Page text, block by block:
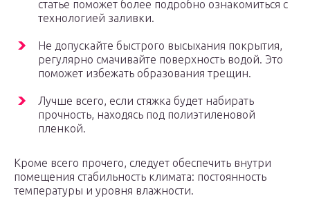
статье поможет более подробно ознакомиться с
технологией заливки.
Не допускайте быстрого высыхания покрытия,
регулярно смачивайте поверхность водой. Это
поможет избежать образования трещин.
Лучше всего, если стяжка будет набирать
прочность, находясь под полиэтиленовой
пленкой.
Кроме всего прочего, следует обеспечить внутри
помещения стабильность климата: постоянность
температуры и уровня влажности.